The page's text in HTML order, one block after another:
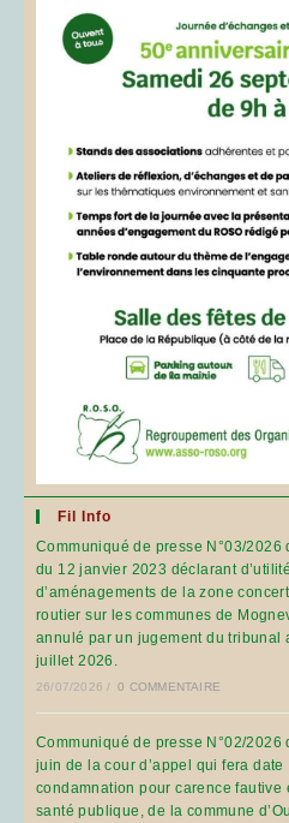
Fil Info
Communiqué de presse N°03/2026
du 12 janvier 2023 déclarant
d’aménagements de la zone
routier sur les communes de
annulé par un jugement du tribunal
juillet 2026.
26/07/2026 / 0 COMMENTAIRE
Communiqué de presse N°02/2026
juin de la cour d’appel qui fera date
condamnation pour carence fautive
santé publique, de la commune